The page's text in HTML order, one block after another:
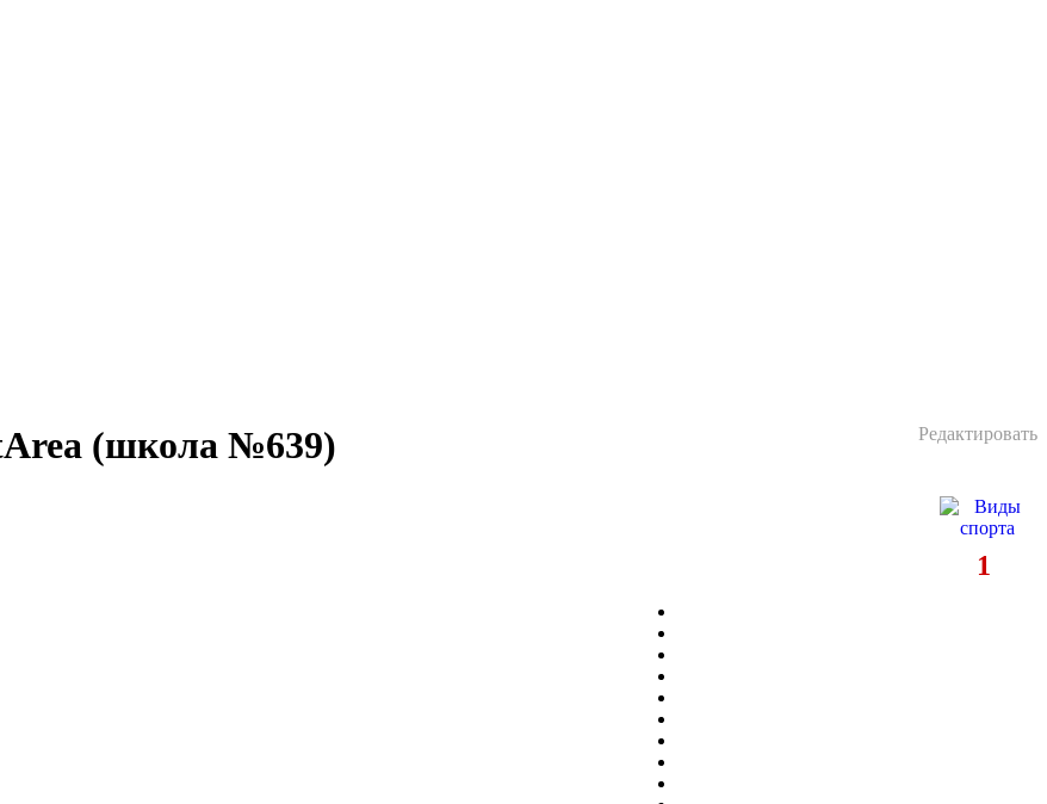
Редактировать
(школа №639)
1